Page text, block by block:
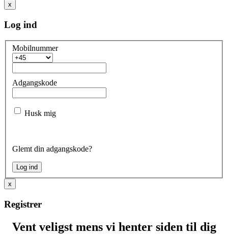
x
Log ind
Mobilnummer
Adgangskode
Husk mig
Glemt din adgangskode?
x
Registrer
Vent veligst mens vi henter siden til dig